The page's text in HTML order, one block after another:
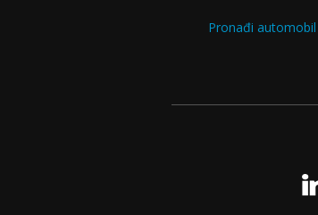
Pronađi automobil